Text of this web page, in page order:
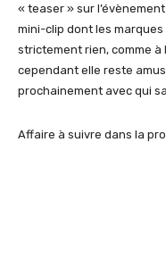
« teaser » sur
mini-clip dont les
strictement rien, comme à
cependant elle reste
prochainement avec qui
Affaire à suivre dans la